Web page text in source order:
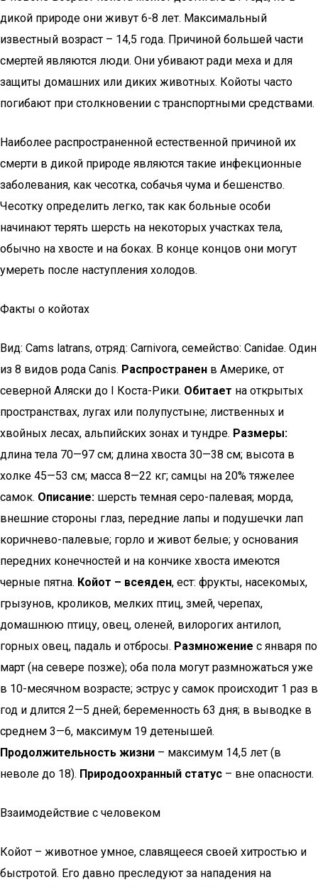
дикой природе они живут 6-8 лет. Максимальный
известный возраст – 14,5 года. Причиной большей части
смертей являются люди. Они убивают ради меха и для
защиты домашних или диких животных. Койоты часто
погибают при столкновении с транспортными средствами.
Наиболее распространенной естественной причиной их
смерти в дикой природе являются такие инфекционные
заболевания, как чесотка, собачья чума и бешенство.
Чесотку определить легко, так как больные особи
начинают терять шерсть на некоторых участках тела,
обычно на хвосте и на боках. В конце концов они могут
умереть после наступления холодов.
Факты о койотах
Вид: Cams latrans, отряд: Carnivora, семейство: Canidae. Один
из 8 видов рода Canis. Распространен в Америке, от
северной Аляски до I Коста-Рики. Обитает на открытых
пространствах, лугах или полупустыне; лиственных и
хвойных лесах, альпийских зонах и тундре. Размеры:
длина тела 70—97 см; длина хвоста 30—38 см; высота в
холке 45—53 см; масса 8—22 кг; самцы на 20% тяжелее
самок. Описание: шерсть темная серо-палевая; морда,
внешние стороны глаз, передние лапы и подушечки лап
коричнево-палевые; горло и живот белые; у основания
передних конечностей и на кончике хвоста имеются
черные пятна. Койот – всеяден, ест: фрукты, насекомых,
грызунов, кроликов, мелких птиц, змей, черепах,
домашнюю птицу, овец, оленей, вилорогих антилоп,
горных овец, падаль и отбросы. Размножение с января по
март (на севере позже); оба пола могут размножаться уже
в 10-месячном возрасте; эструс у самок происходит 1 раз в
год и длится 2—5 дней; беременность 63 дня; в выводке в
среднем 3—6, максимум 19 детенышей.
Продолжительность жизни – максимум 14,5 лет (в
неволе до 18). Природоохранный статус – вне опасности.
Взаимодействие с человеком
Койот – животное умное, славящееся своей хитростью и
быстротой. Его давно преследуют за нападения на